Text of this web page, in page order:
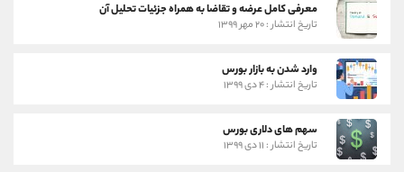
معرفی کامل عرضه و تقاضا به همراه جزئیات تحلیل آن
تاریخ انتشار : ۲۰ مهر ۱۳۹۹
وارد شدن به بازار بورس
تاریخ انتشار : ۴ دی ۱۳۹۹
سهم های دلاری بورس
تاریخ انتشار : ۱۱ دی ۱۳۹۹